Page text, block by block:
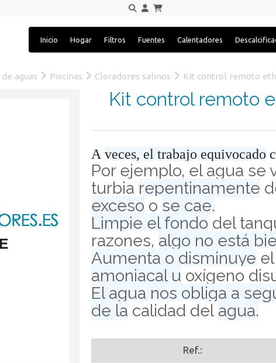
Inicio Hogar Filtros Fuentes Calentadores
aguas Piscinas Cloradores salinos Kit control remoto
Kit control remoto
Aveces, el trabajo equivocado
Por ejemplo, el agua se
turbia repentinamente
exceso o se cae.
Limpie el fondo del
razones, algo no está
Aumenta o disminuye
amoniacal u oxígeno
El agua nos obliga a
de la calidad del agua.
Ref.: